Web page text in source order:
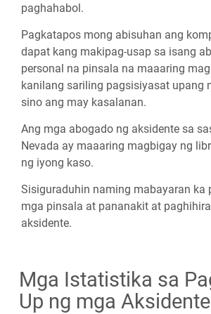
paghahabol.
Pagkatapos mong abisuhan ang
dapat kang makipag-usap sa isang
personal na pinsala na maaaring
kanilang sariling pagsisiyasat upang
sino ang may kasalanan.
Ang mga abogado ng aksidente sa
Nevada ay maaaring magbigay ng
ng iyong kaso.
Sisiguraduhin naming mabayaran ka
mga pinsala at pananakit at
aksidente.
Mga Istatistika sa
Up ng mga Aksidente